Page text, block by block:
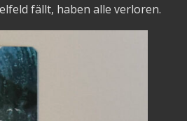
fällt, haben alle verloren.